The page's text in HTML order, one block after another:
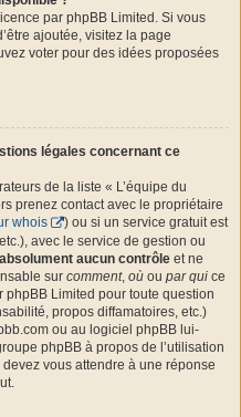
par phpBB Limited. Si vous
ajoutée, visitez la page
voter pour des idées proposées
légales concernant ce
de la liste « L’équipe du
prenez contact avec le propriétaire
whois
) ou si un service gratuit est
avec le service de gestion ou
absolument aucun contrôle et ne
sur comment, où ou par qui ce
phpBB Limited pour toute question
propos diffamatoires, etc.)
ou au logiciel phpBB lui-
phpBB à propos de l’utilisation
vous attendre à une réponse